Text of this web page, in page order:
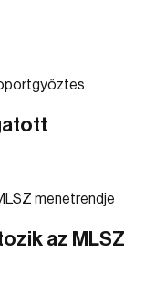
az MLSZ